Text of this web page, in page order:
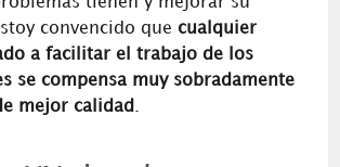
convencido que cualquier
a facilitar el trabajo de los
se compensa muy sobradamente
mejor calidad